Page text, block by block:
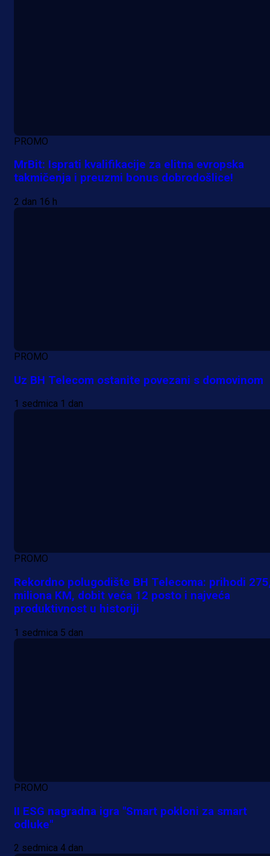
PROMO
MrBit: Isprati kvalifikacije za elitna evropska
takmičenja i preuzmi bonus dobrodošlice!
2 dan 16 h
PROMO
Uz BH Telecom ostanite povezani s domovinom
1 sedmica 1 dan
PROMO
Rekordno polugodište BH Telecoma: prihodi
miliona KM, dobit veća 12 posto i najveća
produktivnost u historiji
1 sedmica 5 dan
PROMO
II ESG nagradna igra "Smart pokloni za smart
odluke"
2 sedmica 4 dan